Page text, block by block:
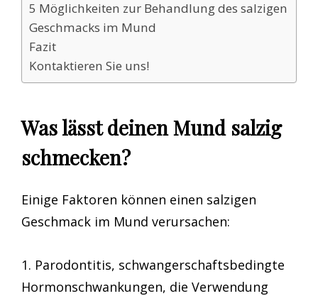
5 Möglichkeiten zur Behandlung des salzigen
Geschmacks im Mund
Fazit
Kontaktieren Sie uns!
Was lässt deinen Mund salzig
schmecken?
Einige Faktoren können einen salzigen
Geschmack im Mund verursachen:
1. Parodontitis, schwangerschaftsbedingte
Hormonschwankungen, die Verwendung